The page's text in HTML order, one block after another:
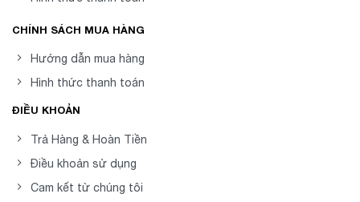
CHÍNH SÁCH MUA HÀNG
Hướng dẫn mua hàng
Hình thức thanh toán
ĐIỀU KHOẢN
Trả Hàng & Hoàn Tiền
Điều khoản sử dụng
Cam kết từ chúng tôi